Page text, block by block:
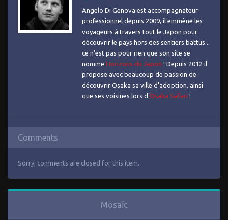
Angelo Di Genova est accompagnateur
professionnel depuis 2009, il emmène les
voyageurs à travers tout le Japon pour
découvrir le pays hors des sentiers battus...
ce n'est pas pour rien que son site se
nomme Horizons du Japon ! Depuis 2012 il
propose avec beaucoup de passion de
découvrir Osaka sa ville d'adoption, ainsi
que ses voisines lors d'Osaka Safari !
Comments
Sorry, comments are closed for this item.
Mosaïc